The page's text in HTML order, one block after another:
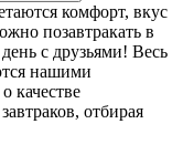
комфорт, вкус
позавтракать в
с друзьями! Весь
нашими
качестве
отбирая